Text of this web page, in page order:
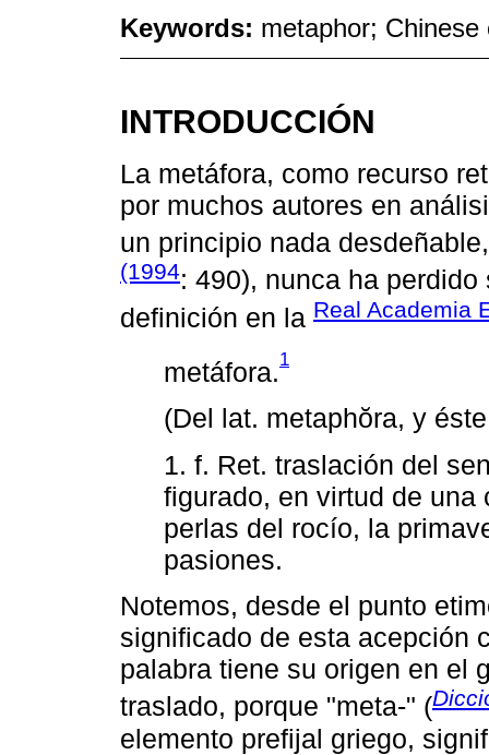
Keywords: metaphor;
INTRODUCCIÓN
La metáfora, como recurso
por muchos autores en
un principio nada
(1994: 490), nunca ha
definición en la Real Academia
metáfora.1
(Del lat. metaphŏra, y
1. f. Ret. traslación del
figurado, en virtud de
perlas del rocío, la
pasiones.
Notemos, desde el punto
significado de esta acepción
palabra tiene su origen en el
traslado, porque "meta-" (
elemento prefijal griego,